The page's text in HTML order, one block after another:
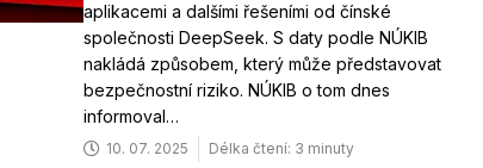
aplikacemi a dalšími řešeními od čínské
společnosti DeepSeek. S daty podle NÚKIB
nakládá způsobem, který může představovat
bezpečnostní riziko. NÚKIB o tom dnes
informoval…
10. 07. 2025 Délka čtení: 3 minuty